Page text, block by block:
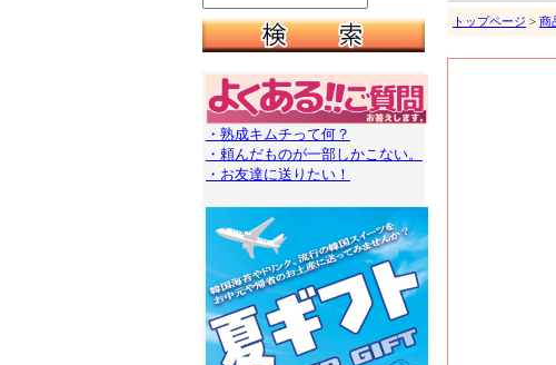
・熟成キムチって何？
・頼んだものが一部しかこない。
・お友達に送りたい！
トップページ > 商